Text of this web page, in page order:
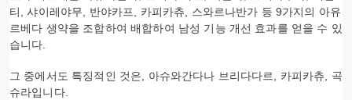
티, 샤이레야무, 반야카프, 카피카츄, 스와르나반가 등 9가지의 아유
르베다 생약을 조합하여 배합하여 남성 기능 개선 효과를 얻을 수 있
습니다.
그 중에서도 특징적인 것은, 아슈와간다나 브리다다르, 카피카츄, 곡
슈라입니다.